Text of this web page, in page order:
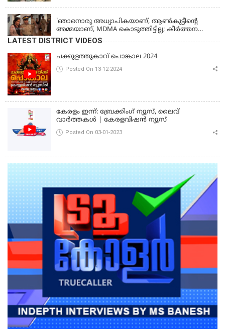
'ഞാനൊരു അധ്യാപികയാണ്, ആണ്‍കുട്ടീന്റെ
അമ്മയാണ്‌, MDMA കൊടുത്തിട്ടില്ല; കീർത്തന
മാധ്യമങ്ങളോട്; പൊലീസ് കസ്റ്റഡിയിൽ വിട്ട്
കോടതി, ജാമ്യാപേക്ഷ തള്ളി
LATEST DISTRICT VIDEOS
ചക്കുളത്തുകാവ് പൊങ്കാല 2024
Posted On 13-12-2024
കേരളം ഇന്ന്: ബ്രേക്കിംഗ് ന്യൂസ്, ലൈവ്
വാർത്തകൾ | കേരളവിഷൻ ന്യൂസ്
Posted On 03-01-2023